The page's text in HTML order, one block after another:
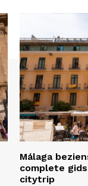
Málaga
complete
citytrip